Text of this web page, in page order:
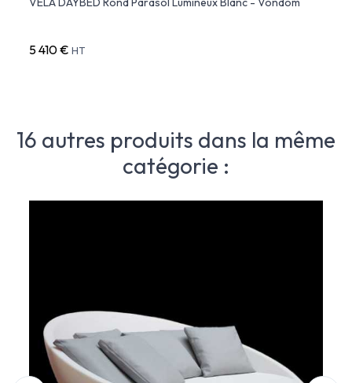
5 410 € HT
16 autres produits dans la même
catégorie :